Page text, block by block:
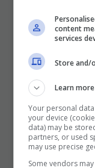
I Pro E I
Che Punta
Per
content
services
Store and/
Learn more
Your personal
your device
data) may be
partners, or used
may use precise
Some vendors